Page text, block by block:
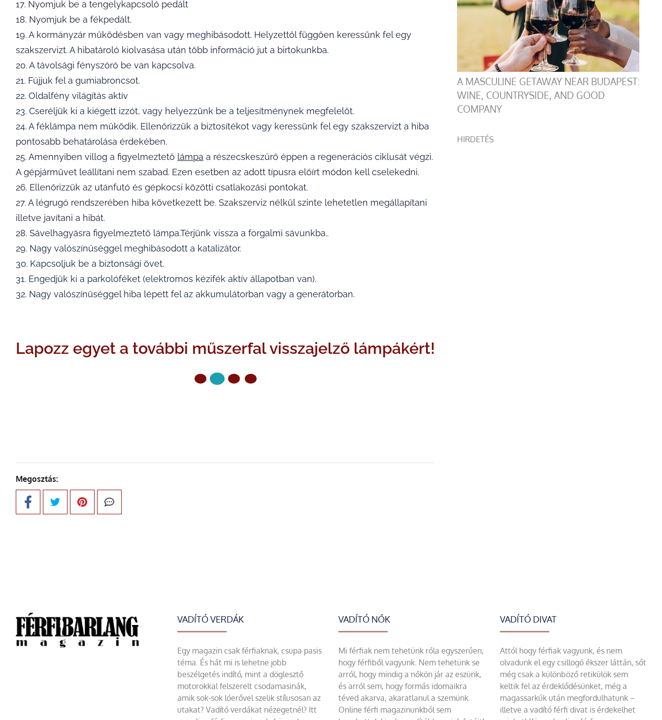
17. Nyomjuk be a tengelykapcsoló pedált
18. Nyomjuk be a fékpedált.
19. A kormányzár működésben van vagy meghibásodott. Helyzettől függően keressünk fel egy
szakszervizt. A hibatároló kiolvasása után több információ jut a birtokunkba.
20. A távolsági fényszóró be van kapcsolva.
21. Fújjuk fel a gumiabroncsot.
22. Oldalfény világítás aktív
23. Cseréljük ki a kiégett izzót, vagy helyezzünk be a teljesítménynek megfelelőt.
24. A féklámpa nem működik. Ellenőrizzük a biztosítékot vagy keressünk fel egy szakszervizt a hiba
pontosabb behatárolása érdekében.
25. Amennyiben villog a figyelmeztető lámpa a részecskeszűrő éppen a regenerációs ciklusát végzi.
A gépjárművet leállítani nem szabad. Ezen esetben az adott típusra előírt módon kell cselekedni.
26. Ellenőrizzük az utánfutó és gépkocsi közötti csatlakozási pontokat.
27. A légrugó rendszerében hiba következett be. Szakszerviz nélkül szinte lehetetlen megállapítani
illetve javítani a hibát.
28. Sávelhagyásra figyelmeztető lámpa.Térjünk vissza a forgalmi sávunkba..
29. Nagy valószínűséggel meghibásodott a katalizátor.
30. Kapcsoljuk be a biztonsági övet.
31. Engedjük ki a parkolóféket (elektromos kézifék aktív állapotban van).
32. Nagy valószínűséggel hiba lépett fel az akkumulátorban vagy a generátorban.
Lapozz egyet a további műszerfal visszajelző lámpákért!
Megosztás:
A MASCULINE GETAWAY NEAR BUDAPEST:
WINE, COUNTRYSIDE, AND GOOD
COMPANY
HIRDETÉS
VADÍTÓ VERDÁK
Egy magazin csak férfiaknak, csupa pasis
téma. És hát mi is lehetne jobb
beszélgetés indító, mint a döglesztő
motorokkal felszerelt csodamasinák,
amik sok-sok lóerővel szelik stílusosan az
utakat? Vadító verdákat nézegetnél? Itt
VADÍTÓ NŐK
Mi férfiak nem tehetünk róla egyszerűen,
hogy férfiből vagyunk. Nem tehetünk se
arról, hogy mindig a nőkön jár az eszünk,
és arról sem, hogy formás idomaikra
téved akarva, akaratlanul a szemünk.
Online férfi magazinunkból sem
VADÍTÓ DIVAT
Attól hogy férfiak vagyunk, és nem
olvadunk el egy csillogó ékszer láttán, sőt
még csak a különböző retikülök sem
keltik fel az érdeklődésünket, még a
magassarkúk után megfordulhatunk –
illetve a vadító férfi divat is érdekelhet